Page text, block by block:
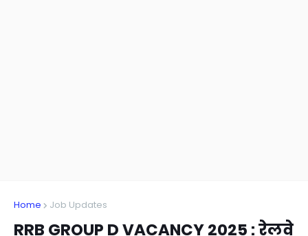
Home Job Updates
RRB GROUP D VACANCY 2025 : रेलवे